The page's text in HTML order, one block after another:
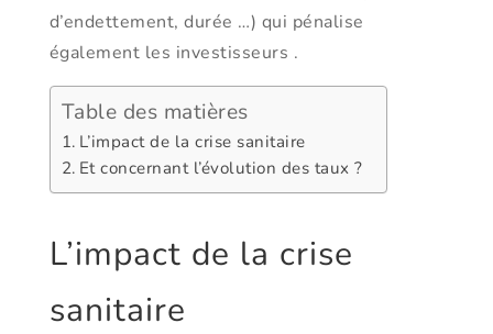
d’endettement, durée …) qui pénalise
également les investisseurs .
Table des matières
L’impact de la crise sanitaire
Et concernant l’évolution des taux ?
L’impact de la crise
sanitaire